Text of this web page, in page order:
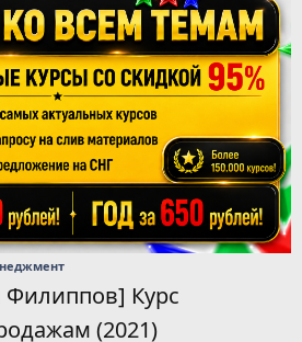
Филиппов] Курс
(2021)